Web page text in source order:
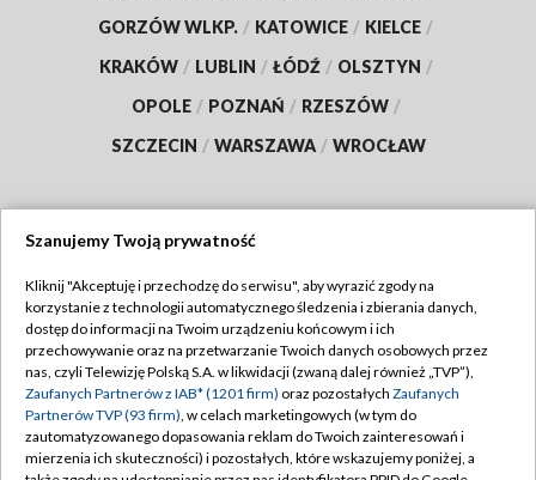
GORZÓW WLKP. / KATOWICE / KIELCE /
KRAKÓW / LUBLIN / ŁÓDŹ / OLSZTYN /
OPOLE / POZNAŃ / RZESZÓW /
SZCZECIN / WARSZAWA / WROCŁAW
TVP
Abonament TVP
Emisja w TVP
Centrum informacji TVP
Naziemna Telewizja Cyfrowa
Regulamin TVP
Polityka prywatności
Moje zgody
Pomoc
Szanujemy Twoją prywatność
Kliknij "Akceptuję i przechodzę do serwisu", aby wyrazić zgody na
korzystanie z technologii automatycznego śledzenia i zbierania danych,
dostęp do informacji na Twoim urządzeniu końcowym i ich
przechowywanie oraz na przetwarzanie Twoich danych osobowych przez
nas, czyli Telewizję Polską S.A. w likwidacji (zwaną dalej również „TVP”),
Zaufanych Partnerów z IAB* (1201 firm) oraz pozostałych Zaufanych
Partnerów TVP (93 firm), w celach marketingowych (w tym do
zautomatyzowanego dopasowania reklam do Twoich zainteresowań i
mierzenia ich skuteczności) i pozostałych, które wskazujemy poniżej, a